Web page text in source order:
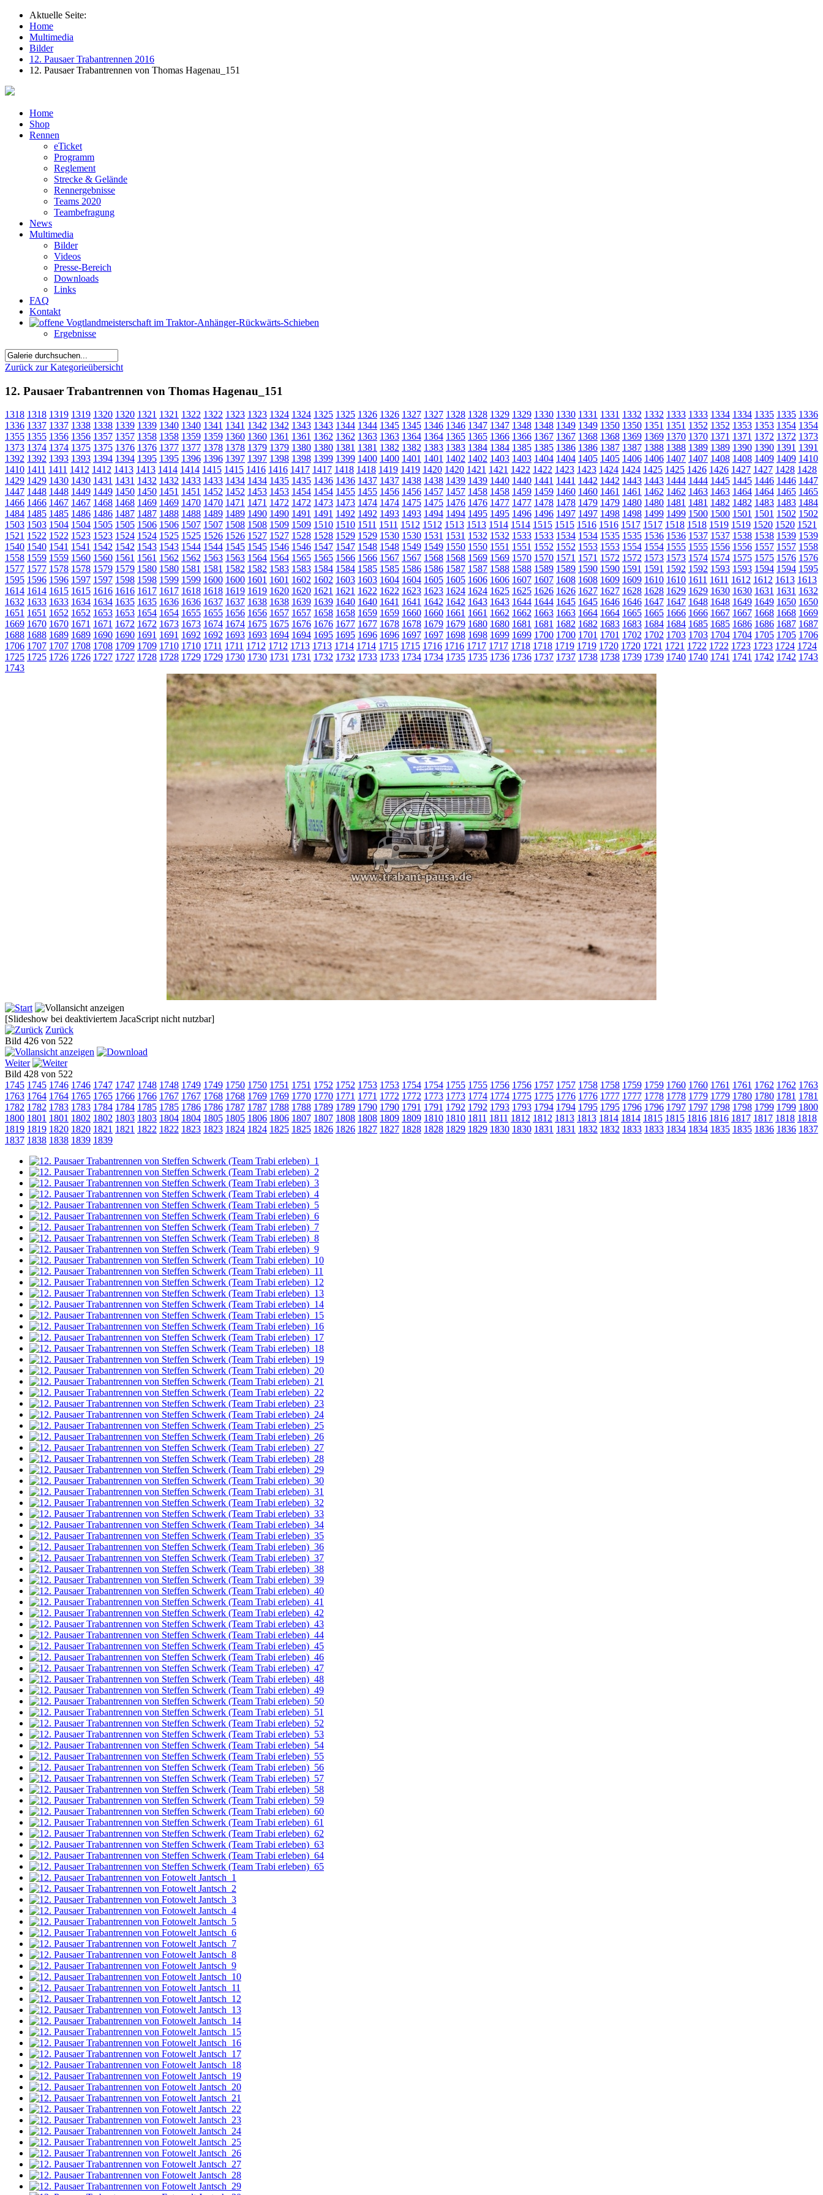
Aktuelle Seite:
Home
Multimedia
Bilder
12. Pausaer Trabantrennen 2016
12. Pausaer Trabantrennen von Thomas Hagenau_151
Home
Shop
Rennen
eTicket
Programm
Reglement
Strecke & Gelände
Rennergebnisse
Teams 2020
Teambefragung
News
Multimedia
Bilder
Videos
Presse-Bereich
Downloads
Links
FAQ
Kontakt
Ergebnisse
Zurück zur Kategorieübersicht
12. Pausaer Trabantrennen von Thomas Hagenau_151
1318 1318 1319 1319 1320 1320 1321 1321 1322 1322 1323 1323 1324 1324 1325 1325 1326 1326 1327 1327 1328 1328 1329 1329 1330 1330 1331 1331 1332 1332 1333 1333 1334 1334 1335 1335 1336
1336 1337 1337 1338 1338 1339 1339 1340 1340 1341 1341 1342 1342 1343 1343 1344 1344 1345 1345 1346 1346 1347 1347 1348 1348 1349 1349 1350 1350 1351 1351 1352 1352 1353 1353 1354 1354
1355 1355 1356 1356 1357 1357 1358 1358 1359 1359 1360 1360 1361 1361 1362 1362 1363 1363 1364 1364 1365 1365 1366 1366 1367 1367 1368 1368 1369 1369 1370 1370 1371 1371 1372 1372 1373
1373 1374 1374 1375 1375 1376 1376 1377 1377 1378 1378 1379 1379 1380 1380 1381 1381 1382 1382 1383 1383 1384 1384 1385 1385 1386 1386 1387 1387 1388 1388 1389 1389 1390 1390 1391 1391
1392 1392 1393 1393 1394 1394 1395 1395 1396 1396 1397 1397 1398 1398 1399 1399 1400 1400 1401 1401 1402 1402 1403 1403 1404 1404 1405 1405 1406 1406 1407 1407 1408 1408 1409 1409 1410
1410 1411 1411 1412 1412 1413 1413 1414 1414 1415 1415 1416 1416 1417 1417 1418 1418 1419 1419 1420 1420 1421 1421 1422 1422 1423 1423 1424 1424 1425 1425 1426 1426 1427 1427 1428 1428
1429 1429 1430 1430 1431 1431 1432 1432 1433 1433 1434 1434 1435 1435 1436 1436 1437 1437 1438 1438 1439 1439 1440 1440 1441 1441 1442 1442 1443 1443 1444 1444 1445 1445 1446 1446 1447
1447 1448 1448 1449 1449 1450 1450 1451 1451 1452 1452 1453 1453 1454 1454 1455 1455 1456 1456 1457 1457 1458 1458 1459 1459 1460 1460 1461 1461 1462 1462 1463 1463 1464 1464 1465 1465
1466 1466 1467 1467 1468 1468 1469 1469 1470 1470 1471 1471 1472 1472 1473 1473 1474 1474 1475 1475 1476 1476 1477 1477 1478 1478 1479 1479 1480 1480 1481 1481 1482 1482 1483 1483 1484
1484 1485 1485 1486 1486 1487 1487 1488 1488 1489 1489 1490 1490 1491 1491 1492 1492 1493 1493 1494 1494 1495 1495 1496 1496 1497 1497 1498 1498 1499 1499 1500 1500 1501 1501 1502 1502
1503 1503 1504 1504 1505 1505 1506 1506 1507 1507 1508 1508 1509 1509 1510 1510 1511 1511 1512 1512 1513 1513 1514 1514 1515 1515 1516 1516 1517 1517 1518 1518 1519 1519 1520 1520 1521
1521 1522 1522 1523 1523 1524 1524 1525 1525 1526 1526 1527 1527 1528 1528 1529 1529 1530 1530 1531 1531 1532 1532 1533 1533 1534 1534 1535 1535 1536 1536 1537 1537 1538 1538 1539 1539
1540 1540 1541 1541 1542 1542 1543 1543 1544 1544 1545 1545 1546 1546 1547 1547 1548 1548 1549 1549 1550 1550 1551 1551 1552 1552 1553 1553 1554 1554 1555 1555 1556 1556 1557 1557 1558
1558 1559 1559 1560 1560 1561 1561 1562 1562 1563 1563 1564 1564 1565 1565 1566 1566 1567 1567 1568 1568 1569 1569 1570 1570 1571 1571 1572 1572 1573 1573 1574 1574 1575 1575 1576 1576
1577 1577 1578 1578 1579 1579 1580 1580 1581 1581 1582 1582 1583 1583 1584 1584 1585 1585 1586 1586 1587 1587 1588 1588 1589 1589 1590 1590 1591 1591 1592 1592 1593 1593 1594 1594 1595
1595 1596 1596 1597 1597 1598 1598 1599 1599 1600 1600 1601 1601 1602 1602 1603 1603 1604 1604 1605 1605 1606 1606 1607 1607 1608 1608 1609 1609 1610 1610 1611 1611 1612 1612 1613 1613
1614 1614 1615 1615 1616 1616 1617 1617 1618 1618 1619 1619 1620 1620 1621 1621 1622 1622 1623 1623 1624 1624 1625 1625 1626 1626 1627 1627 1628 1628 1629 1629 1630 1630 1631 1631 1632
1632 1633 1633 1634 1634 1635 1635 1636 1636 1637 1637 1638 1638 1639 1639 1640 1640 1641 1641 1642 1642 1643 1643 1644 1644 1645 1645 1646 1646 1647 1647 1648 1648 1649 1649 1650 1650
1651 1651 1652 1652 1653 1653 1654 1654 1655 1655 1656 1656 1657 1657 1658 1658 1659 1659 1660 1660 1661 1661 1662 1662 1663 1663 1664 1664 1665 1665 1666 1666 1667 1667 1668 1668 1669
1669 1670 1670 1671 1671 1672 1672 1673 1673 1674 1674 1675 1675 1676 1676 1677 1677 1678 1678 1679 1679 1680 1680 1681 1681 1682 1682 1683 1683 1684 1684 1685 1685 1686 1686 1687 1687
1688 1688 1689 1689 1690 1690 1691 1691 1692 1692 1693 1693 1694 1694 1695 1695 1696 1696 1697 1697 1698 1698 1699 1699 1700 1700 1701 1701 1702 1702 1703 1703 1704 1704 1705 1705 1706
1706 1707 1707 1708 1708 1709 1709 1710 1710 1711 1711 1712 1712 1713 1713 1714 1714 1715 1715 1716 1716 1717 1717 1718 1718 1719 1719 1720 1720 1721 1721 1722 1722 1723 1723 1724 1724
1725 1725 1726 1726 1727 1727 1728 1728 1729 1729 1730 1730 1731 1731 1732 1732 1733 1733 1734 1734 1735 1735 1736 1736 1737 1737 1738 1738 1739 1739 1740 1740 1741 1741 1742 1742 1743
1743
[Slideshow bei deaktiviertem JacaScript nicht nutzbar]
Zurück
Bild 426 von 522
Weiter
Bild 428 von 522
1745 1745 1746 1746 1747 1747 1748 1748 1749 1749 1750 1750 1751 1751 1752 1752 1753 1753 1754 1754 1755 1755 1756 1756 1757 1757 1758 1758 1759 1759 1760 1760 1761 1761 1762 1762 1763
1763 1764 1764 1765 1765 1766 1766 1767 1767 1768 1768 1769 1769 1770 1770 1771 1771 1772 1772 1773 1773 1774 1774 1775 1775 1776 1776 1777 1777 1778 1778 1779 1779 1780 1780 1781 1781
1782 1782 1783 1783 1784 1784 1785 1785 1786 1786 1787 1787 1788 1788 1789 1789 1790 1790 1791 1791 1792 1792 1793 1793 1794 1794 1795 1795 1796 1796 1797 1797 1798 1798 1799 1799 1800
1800 1801 1801 1802 1802 1803 1803 1804 1804 1805 1805 1806 1806 1807 1807 1808 1808 1809 1809 1810 1810 1811 1811 1812 1812 1813 1813 1814 1814 1815 1815 1816 1816 1817 1817 1818 1818
1819 1819 1820 1820 1821 1821 1822 1822 1823 1823 1824 1824 1825 1825 1826 1826 1827 1827 1828 1828 1829 1829 1830 1830 1831 1831 1832 1832 1833 1833 1834 1834 1835 1835 1836 1836 1837
1837 1838 1838 1839 1839